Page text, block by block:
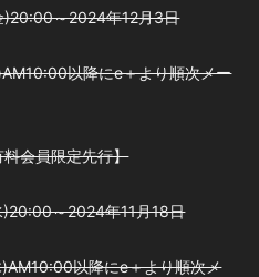
)20:00～2024年12月3日
以降にe＋より順次メー
会員限定先行】
～2024年11月18日
以降にe＋より順次メ